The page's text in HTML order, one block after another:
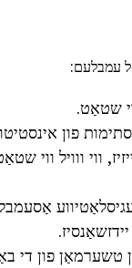
עמבלעם:
שטאַט.
פון
ווי ווויל ווי
יידזשאַנסיז.
טשערמאַן פון די